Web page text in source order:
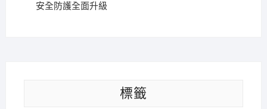
安全防護全面升級
標籤